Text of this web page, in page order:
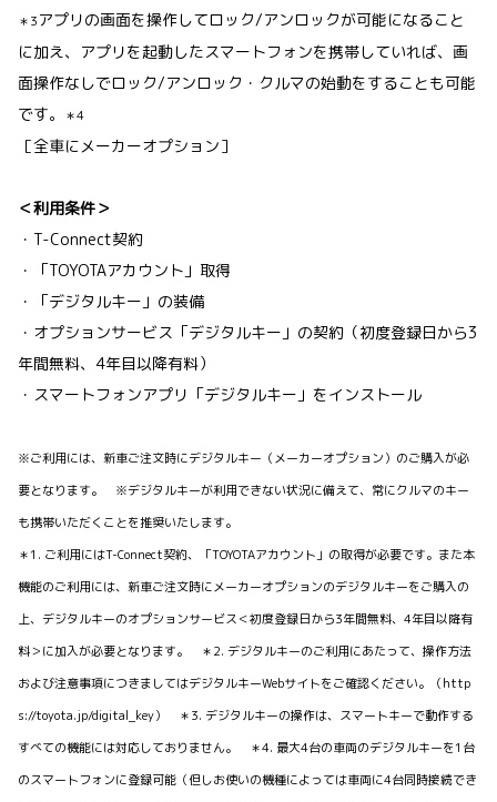
＊3アプリの画面を操作してロック/アンロックが可能になること
に加え、アプリを起動したスマートフォンを携帯していれば、画
面操作なしでロック/アンロック・クルマの始動をすることも可能
です。
＊4
［全車にメーカーオプション］
＜利用条件＞
・T-Connect契約
・「TOYOTAアカウント」取得
・「デジタルキー」の装備
・オプションサービス「デジタルキー」の契約（初度登録日から3
年間無料、4年目以降有料）
・スマートフォンアプリ「デジタルキー」をインストール
※ご利用には、新車ご注文時にデジタルキー（メーカーオプション）のご購入が必
要となります。 ※デジタルキーが利用できない状況に備えて、常にクルマのキー
も携帯いただくことを推奨いたします。
＊1. ご利用にはT-Connect契約、「TOYOTAアカウント」の取得が必要です。また本
機能のご利用には、新車ご注文時にメーカーオプションのデジタルキーをご購入の
上、デジタルキーのオプションサービス＜初度登録日から3年間無料、4年目以降有
料＞に加入が必要となります。 ＊2. デジタルキーのご利用にあたって、操作方法
および注意事項につきましてはデジタルキーWebサイトをご確認ください。（http
s://toyota.jp/digital_key） ＊3. デジタルキーの操作は、スマートキーで動作する
すべての機能には対応しておりません。 ＊4. 最大4台の車両のデジタルキーを1台
のスマートフォンに登録可能（但しお使いの機種によっては車両に4台同時接続でき